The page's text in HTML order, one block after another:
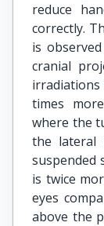
reduce
correctly.
is
cranial
irradiations
times
where the
the lateral
suspended
is twice
eyes
above the